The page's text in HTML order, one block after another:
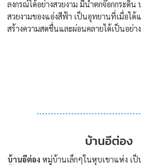
ลงกรณ์ได้อย่างสวยงาม มีน้ำตกจ๊อกกระดิ่น
สวยงามของแอ่งสีฟ้า เป็นอุทยานที่เมื่อได้
สร้างความสดชื่นและผ่อนคลายได้เป็นอย่า
บ้านอีต่อง
บ้านอีต่อง หมู่บ้านเล็กๆในหุบเขาแห่ง เ